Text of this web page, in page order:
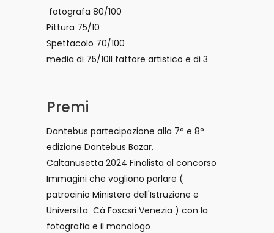
fotografa 80/100
Pittura 75/10
Spettacolo 70/100
media di 75/10Il fattore artistico e di 3
Premi
Dantebus partecipazione alla 7° e 8°
edizione Dantebus Bazar.
Caltanusetta 2024 Finalista al concorso
Immagini che vogliono parlare (
patrocinio Ministero dell'Istruzione e
Universita Cà Foscsri Venezia ) con la
fotografia e il monologo